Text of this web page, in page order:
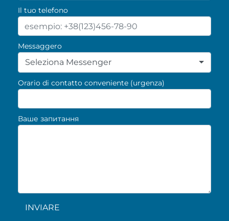
Il tuo telefono
Messaggero
Seleziona Messenger
Orario di contatto conveniente (urgenza)
Ваше запитання
INVIARE